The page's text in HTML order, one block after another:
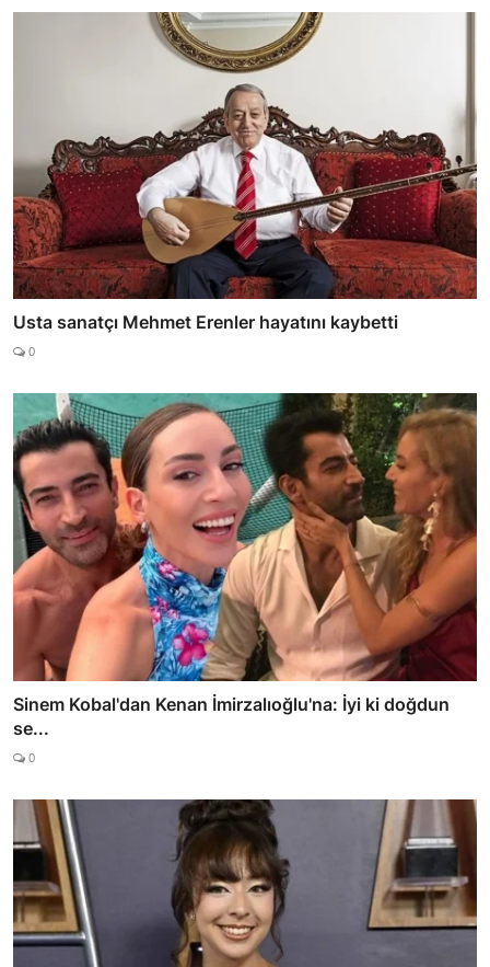
Usta sanatçı Mehmet Erenler hayatını kaybetti
0
Sinem Kobal'dan Kenan İmirzalıoğlu'na: İyi ki doğdun
se...
0